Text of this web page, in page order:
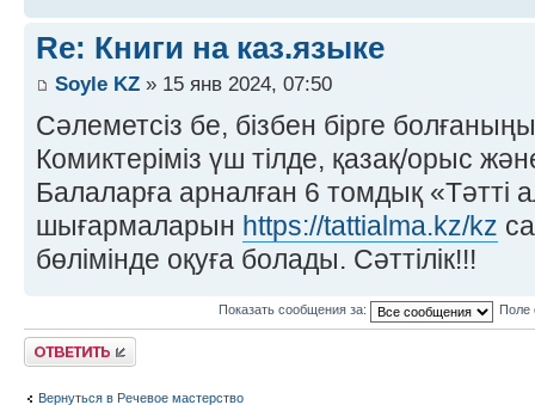
Re: Книги на каз.языке
Soyle KZ » 15 янв 2024, 07:50
Сәлеметсіз бе, бізбен бірге
Комиктеріміз үш тілде, қазақ/орыс
Балаларға арналған 6 томдық
шығармаларын https://tattialma.kz/kz
бөлімінде оқуға болады. Сәттілік!!!
Показать сообщения за: Поле
Ответить
Вернуться в Речевое мастерство